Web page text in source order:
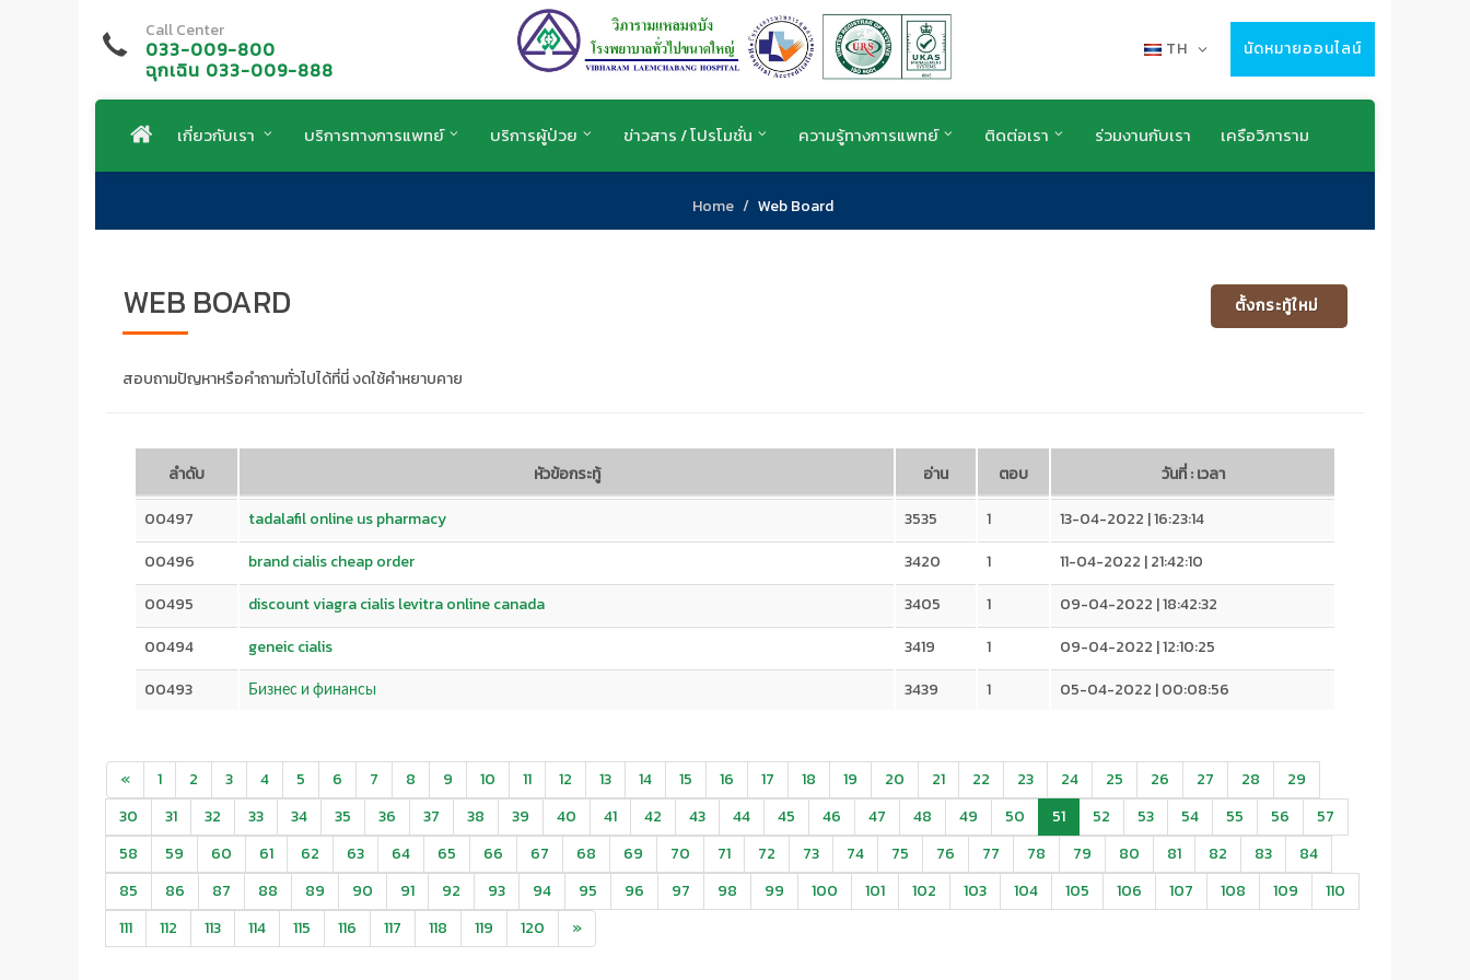
Call Center
033-009-800
ฉุกเฉิน 033-009-888
TH นัดหมายออนไลน์
เกี่ยวกับเรา บริการทางการแพทย์ บริการผู้ป่วย ข่าวสาร / โปรโมชั่น ความรู้ทางการแพทย์ ติดต่อเรา ร่วมงานกับเรา เครือวิภาราม
Home Web Board
WEB BOARD
สอบถามปัญหาหรือคำถามทั่วไปได้ที่นี่ งดใช้คำหยาบคาย
ตั้งกระทู้ใหม่
ลำดับ หัวข้อกระทู้ อ่าน ตอบ
วันที่ : เวลา
00497
tadalafil online us pharmacy 3535 1
13-04-2022 | 16:23:14
00496
brand cialis cheap order 3420 1
11-04-2022 | 21:42:10
00495
discount viagra cialis levitra online canada 3405 1
09-04-2022 | 18:42:32
00494
geneic cialis 3419 1
09-04-2022 | 12:10:25
00493
Бизнес и финансы 3439 1 05-04-2022 | 00:08:56
« 1 2 3 4 5 6 7 8 9 10 11 12 13 14 15 16 17 18 19 20 21 22 23 24 25 26 27 28
29
30
31 32 33 34 35 36 37 38 39 40 41 42 43 44 45 46 47 48 49 50 51 52 53 54 55 56
57
58
59 60 61 62 63 64 65 66 67 68 69 70 71 72 73 74 75 76 77 78 79 80 81 82 83
84
85
86 87 88 89 90 91 92 93 94 95 96 97 98 99 100 101 102 103 104 105 106 107 108 109
110
111
112 113 114 115 116 117 118 119 120 »